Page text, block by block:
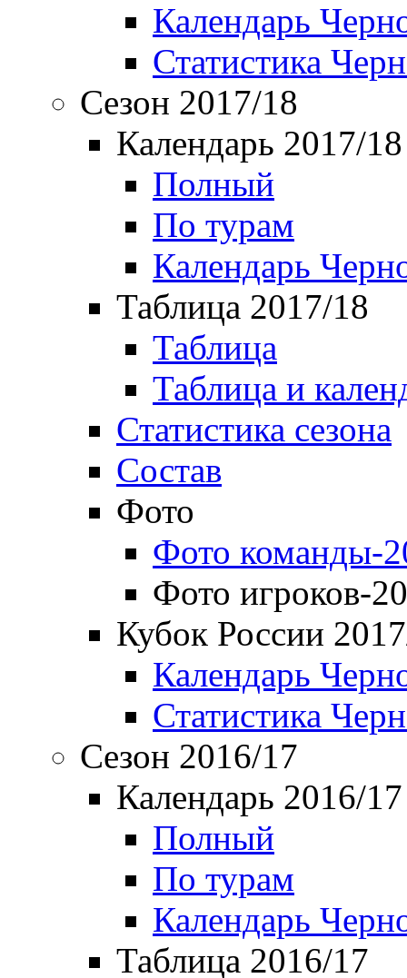
Календарь
Статистика
Сезон 2017/18
Календарь 2017/18
Полный
По турам
Календарь
Таблица 2017/18
Таблица
Таблица и
Статистика сезона
Состав
Фото
Фото команды-
Фото игроков-
Кубок России
Календарь
Статистика
Сезон 2016/17
Календарь 2016/17
Полный
По турам
Календарь
Таблица 2016/17